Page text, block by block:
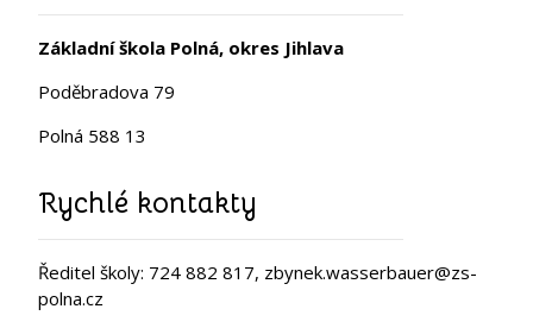
Základní škola Polná, okres Jihlava
Poděbradova 79
Polná 588 13
Rychlé kontakty
Ředitel školy: 724 882 817, zbynek.wasserbauer@zs-
polna.cz